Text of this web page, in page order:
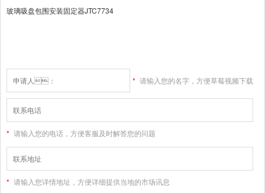
玻璃吸盘包围安装固定器JTC7734
* 请输入您的名字，方便草莓视频下载
* 请输入您的电话，方便客服及时解答您的问题
* 请输入您详情地址，方便详细提供当地的市场讯息